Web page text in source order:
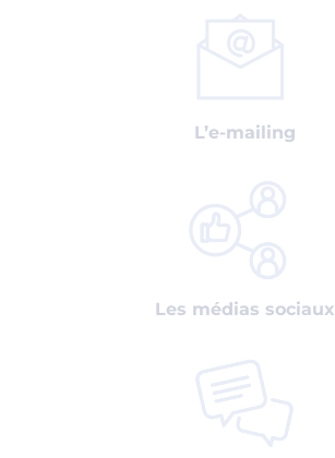
L’e-mailing
Les médias sociaux